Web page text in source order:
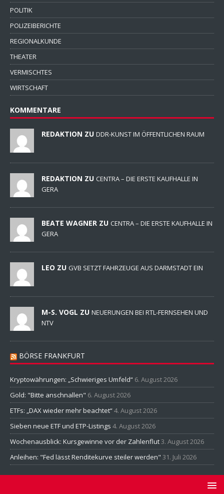
POLITIK
POLIZEIBERICHTE
REGIONALKUNDE
THEATER
VERMISCHTES
WIRTSCHAFT
KOMMENTARE
REDAKTION ZU DDR-KUNST IM ÖFFENTLICHEN RAUM
REDAKTION ZU CENTRA – DIE ERSTE KAUFHALLE IN
GERA
BEATE WAGNER ZU CENTRA – DIE ERSTE KAUFHALLE IN
GERA
LEO ZU GVB SETZT FAHRZEUGE AUS DARMSTADT EIN
M-S. VOGL ZU NEUERUNGEN BEI RTL-FERNSEHEN UND
NTV
BÖRSE FRANKFURT
Kryptowährungen: „Schwieriges Umfeld“ 6. August 2026
Gold: "Bitte anschnallen" 6. August 2026
ETFs: „DAX wieder mehr beachtet“4. August 2026
Sieben neue ETF und ETP-Listings 4. August 2026
Wochenausblick: Kursgewinne vor der Zahlenflut3. August 2026
Anleihen: "Fed lässt Renditekurve steiler werden" 31. Juli 2026